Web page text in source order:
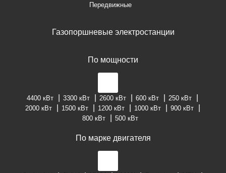
Передвижные
Газопоршневые электростанции
По мощности
4400 кВт 3300 кВт 2600 кВт 600 кВт
250 кВт
2000 кВт
1500 кВт 1200 кВт 1000 кВт
900 кВт
800 кВт
500 кВт
По марке двигателя